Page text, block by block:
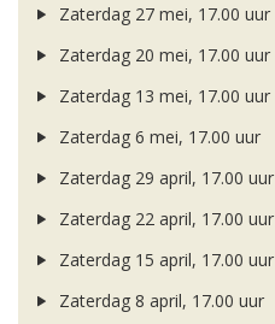
Zaterdag 27 mei, 17.00 uur
Zaterdag 20 mei, 17.00 uur
Zaterdag 13 mei, 17.00 uur
Zaterdag 6 mei, 17.00 uur
Zaterdag 29 april, 17.00 uur
Zaterdag 22 april, 17.00 uur
Zaterdag 15 april, 17.00 uur
Zaterdag 8 april, 17.00 uur